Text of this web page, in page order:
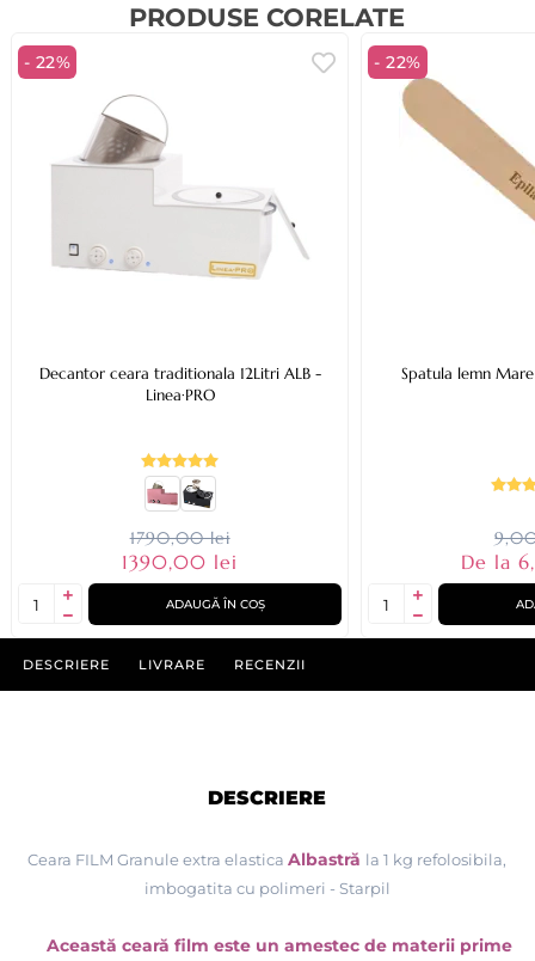
PRODUSE CORELATE
- 22%
Decantor ceara traditionala 12Litri ALB -
Linea·PRO
1790,00 lei
1390,00 lei
ADAUGĂ ÎN COȘ
- 22%
Spatula lemn
De la
DESCRIERE LIVRARE RECENZII
DESCRIERE
Ceara FILM Granule extra elasticaAlbastră la 1 kg refolosibila,
imbogatita cu polimeri - Starpil
Această ceară film este un amestec de materii prime